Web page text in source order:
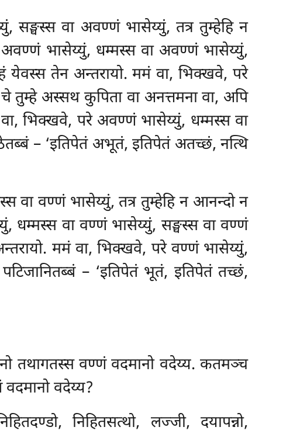
सङ्घस्स वा अवण्णं भासेय्युं, तत्र तुम्हेहि न
भासेय्युं, धम्मस्स वा अवण्णं भासेय्युं,
येवस्स तेन अन्तरायो. ममं वा, भिक्खवे, परे
अस्सथ कुपिता वा अनत्तमना वा, अपि
वा, भिक्खवे, परे अवण्णं भासेय्युं, धम्मस्स वा
– ‘इतिपेतं अभूतं, इतिपेतं अतच्छं, नत्थि
वा वण्णं भासेय्युं, तत्र तुम्हेहि न आनन्दो न
धम्मस्स वा वण्णं भासेय्युं, सङ्घस्स वा वण्णं
ममं वा, भिक्खवे, परे वण्णं भासेय्युं,
– ‘इतिपेतं भूतं, इतिपेतं तच्छं,
तथागतस्स वण्णं वदमानो वदेय्य. कतमञ्च
वदेय्य?
निहितसत्थो, लज्जी, दयापन्नो,